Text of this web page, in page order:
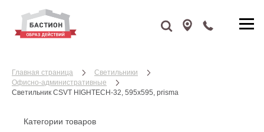
Главная страница
Cветильники
Офисно-административные
Светильник CSVT HIGHTECH-32, 595x595, prisma
Категории товаров